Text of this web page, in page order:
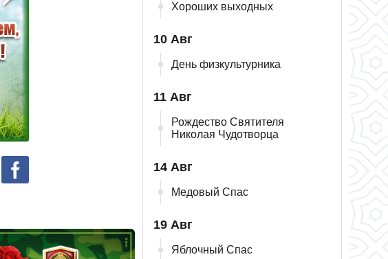
Хороших выходных
10 Авг
День физкультурника
11 Авг
Рождество Святителя
Николая Чудотворца
14 Авг
Медовый Спас
19 Авг
Яблочный Спас